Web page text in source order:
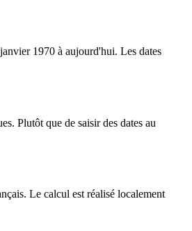
1970 à aujourd'hui. Les dates
Plutôt que de saisir des dates au
Le calcul est réalisé localement